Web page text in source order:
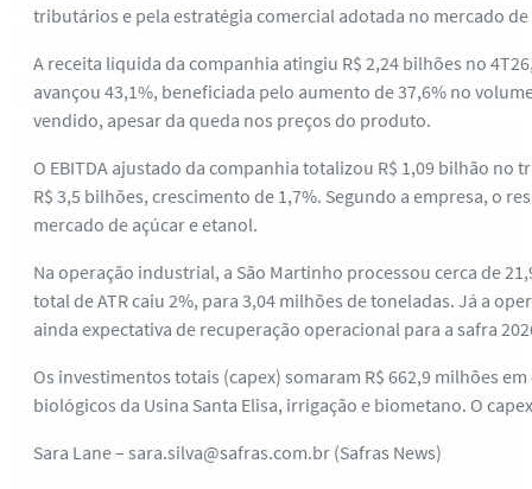
tributários e pela estratégia comercial adotada no mercado
A receita líquida da companhia atingiu R$ 2,24 bilhões no
avançou 43,1%, beneficiada pelo aumento de 37,6% no
vendido, apesar da queda nos preços do produto.
O EBITDA ajustado da companhia totalizou R$ 1,09 bilhão no
R$ 3,5 bilhões, crescimento de 1,7%. Segundo a empresa, o
mercado de açúcar e etanol.
Na operação industrial, a São Martinho processou cerca de
total de ATR caiu 2%, para 3,04 milhões de toneladas. Já a
ainda expectativa de recuperação operacional para a safra
Os investimentos totais (capex) somaram R$ 662,9 milhões
biológicos da Usina Santa Elisa, irrigação e biometano. O
Sara Lane – sara.silva@safras.com.br (Safras News)